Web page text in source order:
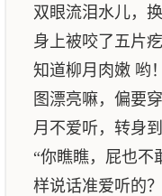
双眼流泪水儿，
身上被咬了五片
知道柳月肉嫩 哟
图漂亮嘛，偏要
月不爱听，转身
“你瞧瞧，屁也不
样说话准爱听的